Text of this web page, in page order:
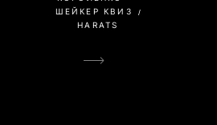
ШЕЙКЕР КВИЗ
HARATS